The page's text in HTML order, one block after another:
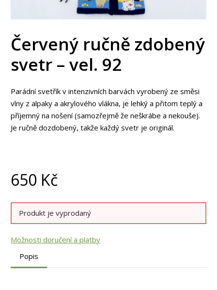
Červený ručně zdobený
svetr – vel. 92
Parádní svetřík v intenzivních barvách vyrobený ze směsi
vlny z alpaky a akrylového vlákna, je lehký a přitom teplý a
příjemný na nošení (samozřejmě že neškrábe a nekouše).
Je ručně dozdobený, takže každý svetr je originál.
650 Kč
Produkt je vyprodaný
Možnosti doručení a platby
Popis